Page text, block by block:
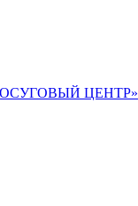
ЦЕНТР»